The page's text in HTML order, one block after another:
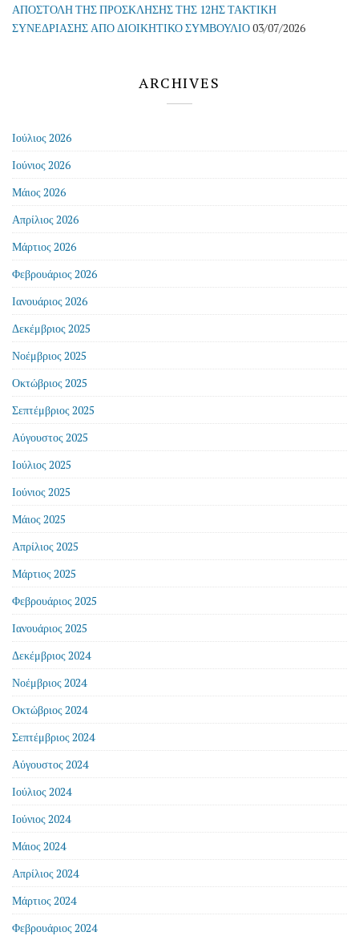
ΑΠΟΣΤΟΛΗ ΤΗΣ ΠΡΟΣΚΛΗΣΗΣ ΤΗΣ 12ΗΣ ΤΑΚΤΙΚΗ
ΣΥΝΕΔΡΙΑΣΗΣ ΑΠΟ ΔΙΟΙΚΗΤΙΚΟ ΣΥΜΒΟΥΛΙΟ03/07/2026
ARCHIVES
Ιούλιος 2026
Ιούνιος 2026
Μάιος 2026
Απρίλιος 2026
Μάρτιος 2026
Φεβρουάριος 2026
Ιανουάριος 2026
Δεκέμβριος 2025
Νοέμβριος 2025
Οκτώβριος 2025
Σεπτέμβριος 2025
Αύγουστος 2025
Ιούλιος 2025
Ιούνιος 2025
Μάιος 2025
Απρίλιος 2025
Μάρτιος 2025
Φεβρουάριος 2025
Ιανουάριος 2025
Δεκέμβριος 2024
Νοέμβριος 2024
Οκτώβριος 2024
Σεπτέμβριος 2024
Αύγουστος 2024
Ιούλιος 2024
Ιούνιος 2024
Μάιος 2024
Απρίλιος 2024
Μάρτιος 2024
Φεβρουάριος 2024